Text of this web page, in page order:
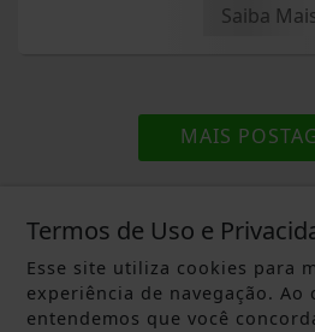
Saiba
MAIS
Termos de Uso e
Esse site utiliza cookies para
experiência de navegação. Ao
entendemos que você